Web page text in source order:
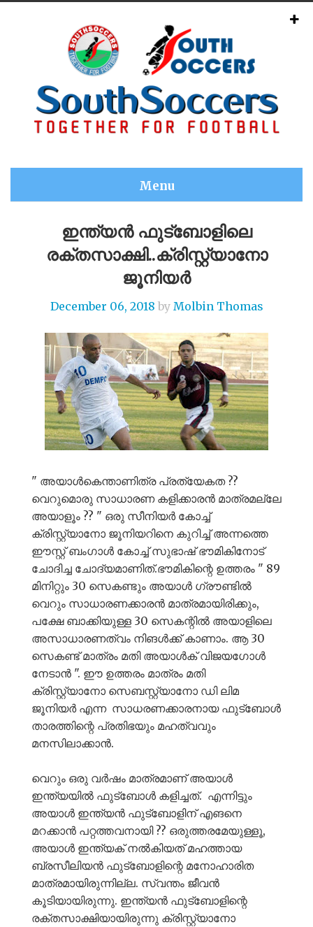
Menu
ഇന്ത്യൻ ഫുട്ബോളിലെ
രക്തസാക്ഷി..ക്രിസ്റ്റ്യാനോ
ജൂനിയർ
December 06, 2018 by Molbin Thomas
" അയാൾകെന്താണിത്ര പ്രത്യേകത ??
വെറുമൊരു സാധാരണ കളിക്കാരൻ മാത്രമല്ലേ
അയാളൂം ?? " ഒരു സീനിയർ കോച്ച്
ക്രിസ്റ്റ്യാനോ ജൂനിയറിനെ കുറിച്ച് അന്നത്തെ
ഈസ്റ്റ് ബംഗാൾ കോച്ച് സുഭാഷ് ഭൗമികിനോട്
ചോദിച്ച ചോദ്യമാണിത്.ഭൗമികിന്റെ ഉത്തരം " 89
മിനിറ്റും 30 സെകണ്ടും അയാൾ ഗ്രൗണ്ടിൽ
വെറും സാധാരണക്കാരൻ മാത്രമായിരിക്കും,
പക്ഷേ ബാക്കിയുള്ള 30 സെകന്റിൽ അയാളിലെ
അസാധാരണത്വം നിങൾക്ക് കാണാം. ആ 30
സെകണ്ട് മാത്രം മതി അയാൾക് വിജയഗോൾ
നേടാൻ ". ഈ ഉത്തരം മാത്രം മതി
ക്രിസ്റ്റ്യാനോ സെബസ്റ്റ്യാനോ ഡി ലിമ
ജൂനിയർ എന്ന സാധരണക്കാരനായ ഫുട്ബോൾ
താരത്തിന്റെ പ്രതിഭയും മഹത്വവും
മനസിലാക്കാൻ.
വെറും ഒരു വർഷം മാത്രമാണ് അയാൾ
ഇന്ത്യയിൽ ഫുട്ബോൾ കളിച്ചത്. എന്നിട്ടും
അയാൾ ഇന്ത്യൻ ഫുട്ബോളിന് എങനെ
മറക്കാൻ പറ്റത്തവനായി ?? ഒരുത്തരമേയുള്ളൂ,
അയാൾ ഇന്ത്യക് നൽകിയത് മഹത്തായ
ബ്രസീലിയൻ ഫുട്ബോളിന്റെ മനോഹാരിത
മാത്രമായിരുന്നില്ല. സ്വന്തം ജീവൻ
കൂടിയായിരുന്നു. ഇന്ത്യൻ ഫുട്ബോളിന്റെ
രക്തസാക്ഷിയായിരുന്നു ക്രിസ്റ്റ്യാനോ